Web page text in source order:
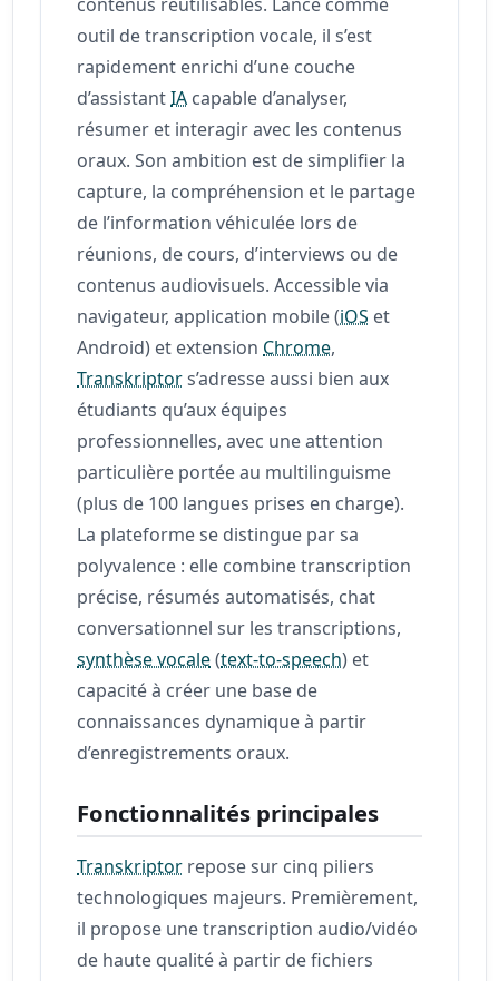
outil de transcription vocale, il s’est
rapidement enrichi d’une couche
d’assistantIA capable d’analyser,
résumer et interagir avec les contenus
oraux. Son ambition est de simplifier la
capture, la compréhension et le partage
de l’information véhiculée lors de
réunions, de cours, d’interviews ou de
contenus audiovisuels. Accessible via
navigateur, application mobile (iOS et
Android) et extension Chrome,
Transkriptors’adresse aussi bien aux
étudiants qu’aux équipes
professionnelles, avec une attention
particulière portée au multilinguisme
(plus de 100 langues prises en charge).
La plateforme se distingue par sa
polyvalence : elle combine transcription
précise, résumés automatisés, chat
conversationnel sur les transcriptions,
synthèse vocale(text-to-speech) et
capacité à créer une base de
connaissances dynamique à partir
d’enregistrements oraux.
Fonctionnalités principales
Transkriptor repose sur cinq piliers
technologiques majeurs. Premièrement,
il propose une transcription audio/vidéo
de haute qualité à partir de fichiers